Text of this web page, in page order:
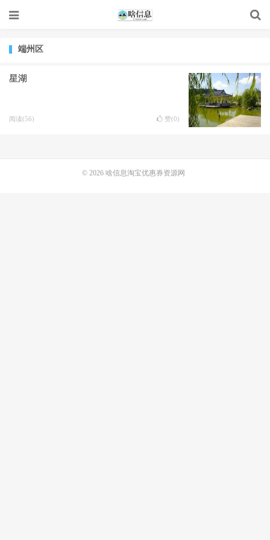
端州区
星湖
阅读(56) 赞(0)
© 2026 啥信息淘宝优惠券资源网